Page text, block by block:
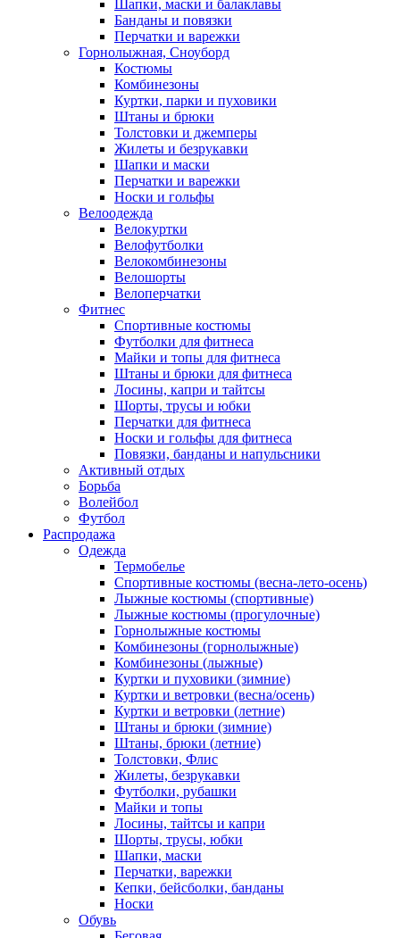
Шапки, маски и балаклавы
Банданы и повязки
Перчатки и варежки
Горнолыжная, Сноуборд
Костюмы
Комбинезоны
Куртки, парки и пуховики
Штаны и брюки
Толстовки и джемперы
Жилеты и безрукавки
Шапки и маски
Перчатки и варежки
Носки и гольфы
Велоодежда
Велокуртки
Велофутболки
Велокомбинезоны
Велошорты
Велоперчатки
Фитнес
Спортивные костюмы
Футболки для фитнеса
Майки и топы для фитнеса
Штаны и брюки для фитнеса
Лосины, капри и тайтсы
Шорты, трусы и юбки
Перчатки для фитнеса
Носки и гольфы для фитнеса
Повязки, банданы и напульсники
Активный отдых
Борьба
Волейбол
Футбол
Распродажа
Одежда
Термобелье
Спортивные костюмы (весна-лето-осень)
Лыжные костюмы (спортивные)
Лыжные костюмы (прогулочные)
Горнолыжные костюмы
Комбинезоны (горнолыжные)
Комбинезоны (лыжные)
Куртки и пуховики (зимние)
Куртки и ветровки (весна/осень)
Куртки и ветровки (летние)
Штаны и брюки (зимние)
Штаны, брюки (летние)
Толстовки, Флис
Жилеты, безрукавки
Футболки, рубашки
Майки и топы
Лосины, тайтсы и капри
Шорты, трусы, юбки
Шапки, маски
Перчатки, варежки
Кепки, бейсболки, банданы
Носки
Обувь